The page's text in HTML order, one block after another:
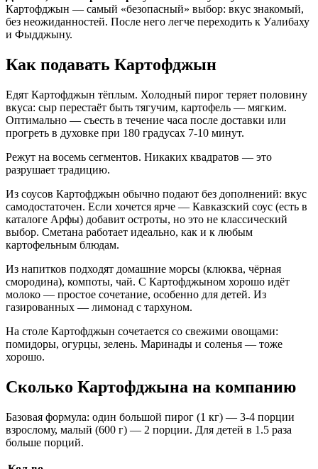
Картофджын — самый «безопасный» выбор: вкус знакомый,
без неожиданностей. После него легче переходить к Уалибаху
и Фыдджыну.
Как подавать Картофджын
Едят Картофджын тёплым. Холодный пирог теряет половину
вкуса: сыр перестаёт быть тягучим, картофель — мягким.
Оптимально — съесть в течение часа после доставки или
прогреть в духовке при 180 градусах 7-10 минут.
Режут на восемь сегментов. Никаких квадратов — это
разрушает традицию.
Из соусов Картофджын обычно подают без дополнений: вкус
самодостаточен. Если хочется ярче — Кавказский соус (есть в
каталоге Арфы) добавит остроты, но это не классический
выбор. Сметана работает идеально, как и к любым
картофельным блюдам.
Из напитков подходят домашние морсы (клюква, чёрная
смородина), компоты, чай. С Картофджыном хорошо идёт
молоко — простое сочетание, особенно для детей. Из
газированных — лимонад с тархуном.
На столе Картофджын сочетается со свежими овощами:
помидоры, огурцы, зелень. Маринады и соленья — тоже
хорошо.
Сколько Картофджына на компанию
Базовая формула: один большой пирог (1 кг) — 3-4 порции
взрослому, малый (600 г) — 2 порции. Для детей в 1.5 раза
больше порций.